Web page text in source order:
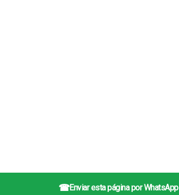
☎Enviar esta página por WhatsApp